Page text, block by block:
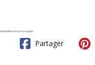
Partager